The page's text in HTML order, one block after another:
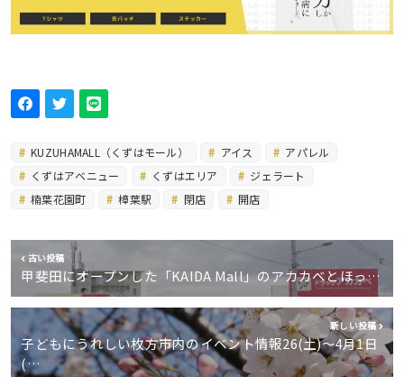
KUZUHAMALL（くずはモール） アイス
アパレル
くずはアベニュー
くずはエリア
ジェラート
楠葉花園町
樟葉駅 閉店 開店
古い投稿
甲斐田にオープンした「KAIDA Mall」のアカカベとほっ…
新しい投稿
子どもにうれしい枚方市内のイベント情報26(土)〜4月1日
(…